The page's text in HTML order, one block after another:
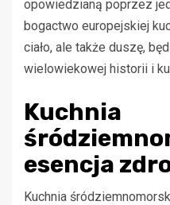
opowiedzianą poprzez
bogactwo europejskiej
ciało, ale także duszę,
wielowiekowej historii i
Kuchnia
esencja
Kuchnia